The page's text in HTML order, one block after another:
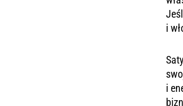
i
i